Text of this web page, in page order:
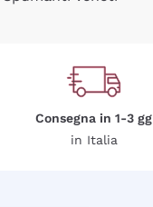
Consegna in 1-3 gg
in Italia